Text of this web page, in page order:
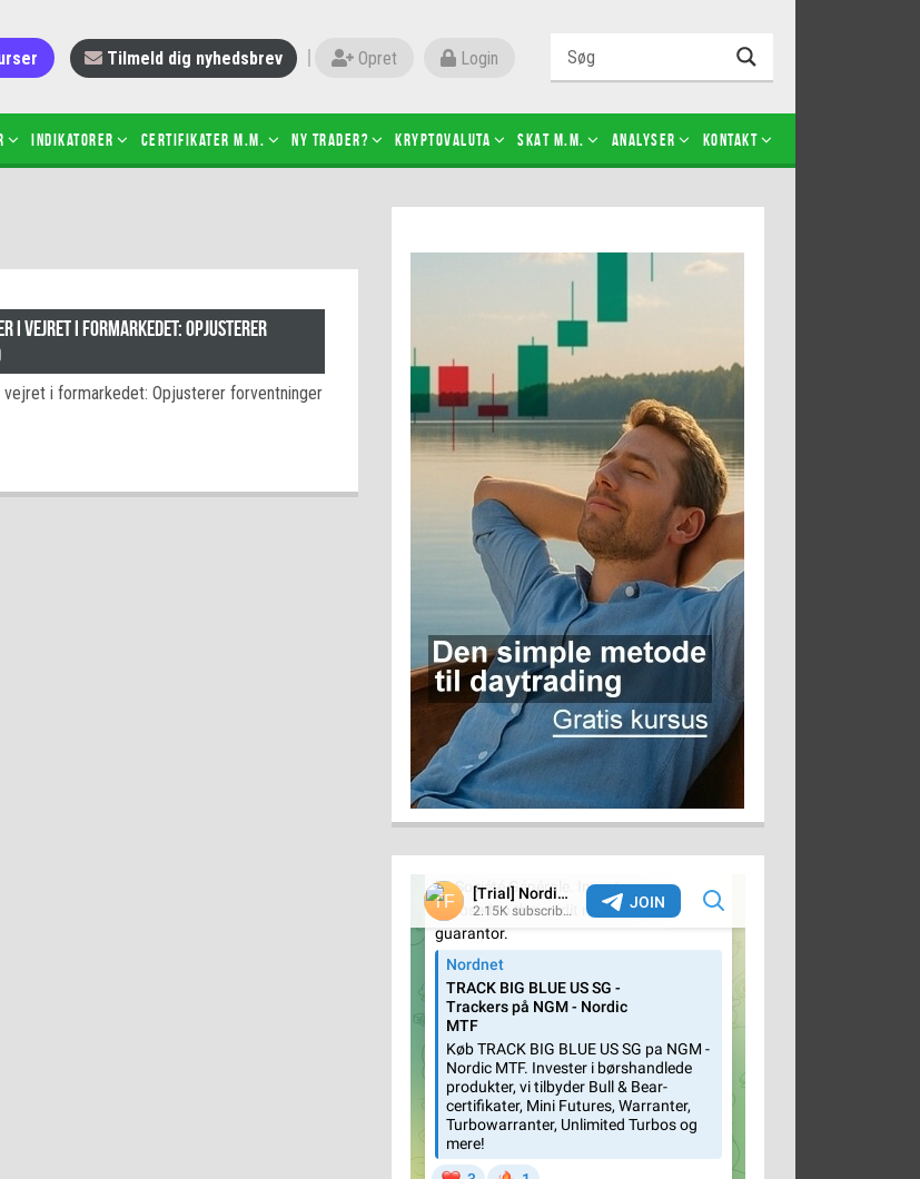
Tilmeld dig nyhedsbrev Opret Login
Indikatorer Certifikater m.m. Ny trader?
loss
spil ved CFD-
& BEAR-
Det betyder de nye ESMA-regler
Shortselling
Futures-kontrakter
Kopier Jeppe Kirk Bonde
Kryptovaluta SKAT m.m. Analyser Kontakt
i vejret i formarkedet: Opjusterer
i formarkedet: Opjusterer forventninger